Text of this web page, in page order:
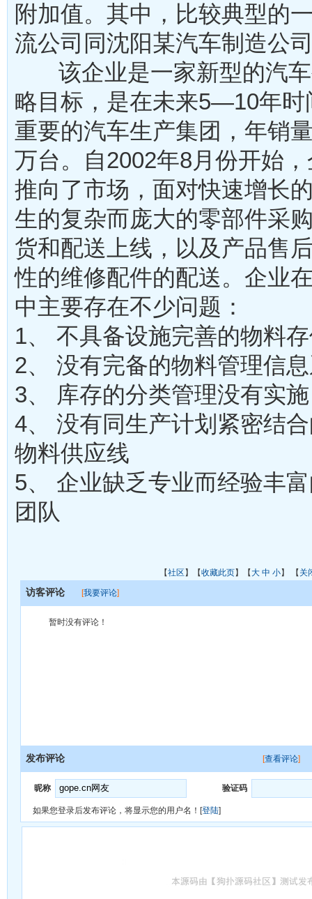
附加值。其中，比较典型的
流公司同沈阳某汽车制造公
该企业是一家新型的汽车
略目标，是在未来5—10年时
重要的汽车生产集团，年销
万台。自2002年8月份开始
推向了市场，面对快速增长
生的复杂而庞大的零部件采
货和配送上线，以及产品售
性的维修配件的配送。企业
中主要存在不少问题：
1、 不具备设施完善的物料
2、 没有完备的物料管理信
3、 库存的分类管理没有实施
4、 没有同生产计划紧密结
物料供应线
5、 企业缺乏专业而经验丰
团队
【社区】【收藏此页】【大 中 小】 【关
访客评论 [我要评论]
暂时没有评论！
发布评论 [查看评论]
昵称 验证码
如果您登录后发布评论，将显示您的用户名！[登陆]